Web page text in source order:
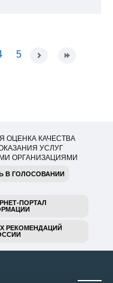
5
ОЦЕНКА КАЧЕСТВА
УСЛУГ
ОРГАНИЗАЦИЯМИ
В ГОЛОСОВАНИИ
ПОРТАЛ
РЕКОМЕНДАЦИЙ